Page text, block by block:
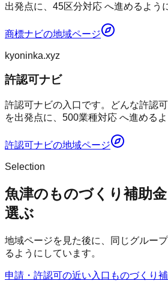
出発点に、45区分対応 へ進めるよう
商標ナビの地域ページ
kyoninka.xyz
許認可ナビ
許認可ナビの入口です。どんな許認
を出発点に、500業種対応 へ進める
許認可ナビの地域ページ
Selection
魚津のものづくり補助
選ぶ
地域ページを見た後に、同じグルー
るようにしています。
申請・許認可の近い入口 ものづくり